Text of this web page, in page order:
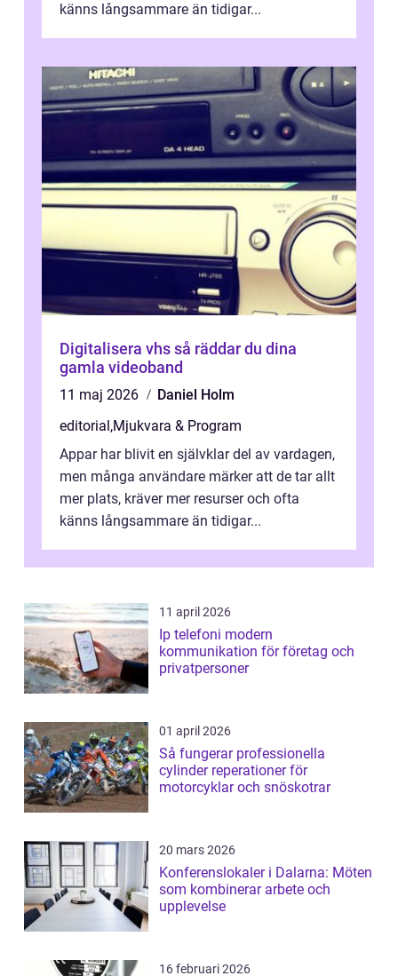
känns långsammare än tidigar...
Digitalisera vhs så räddar du dina
gamla videoband
11 maj 2026
Daniel Holm
editorial ,Mjukvara & Program
Appar har blivit en självklar del av vardagen,
men många användare märker att de tar allt
mer plats, kräver mer resurser och ofta
känns långsammare än tidigar...
11 april 2026
Ip telefoni modern
kommunikation för företag och
privatpersoner
01 april 2026
Så fungerar professionella
cylinder reperationer för
motorcyklar och snöskotrar
20 mars 2026
Konferenslokaler i Dalarna: Möten
som kombinerar arbete och
upplevelse
16 februari 2026